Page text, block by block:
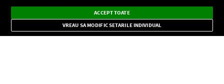
CONFIDENŢIALITATE
Dark
Mode
Radio live, podcasturi, știri și alerte
importante.
×
ACCEPT TOATE
VREAU SA MODIFIC SETARILE INDIVIDUAL